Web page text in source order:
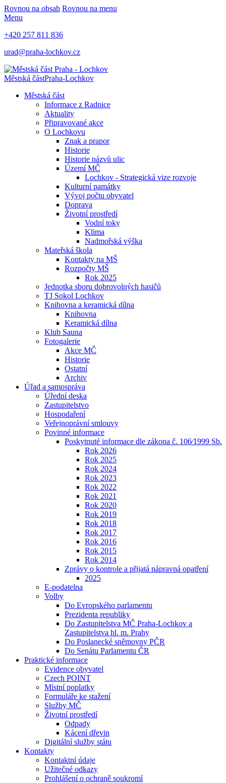
Rovnou na obsah Rovnou na menu
Menu
+420 257 811 836
urad@praha-lochkov.cz
Městská částPraha-Lochkov
Městská část
Informace z Radnice
Aktuality
Připravované akce
O Lochkovu
Znak a prapor
Historie
Historie názvů ulic
Území MČ
Lochkov - Strategická vize rozvoje
Kulturní památky
Vývoj počtu obyvatel
Doprava
Životní prostředí
Vodní toky
Klima
Nadmořská výška
Mateřská škola
Kontakty na MŠ
Rozpočty MŠ
Rok 2025
Jednotka sboru dobrovolných hasičů
TJ Sokol Lochkov
Knihovna a keramická dílna
Knihovna
Keramická dílna
Klub Sauna
Fotogalerie
Akce MČ
Historie
Ostatní
Archiv
Úřad a samospráva
Úřední deska
Zastupitelstvo
Hospodaření
Veřejnoprávní smlouvy
Povinné informace
Poskytnuté informace dle zákona č. 106⁄1999 Sb.
Rok 2026
Rok 2025
Rok 2024
Rok 2023
Rok 2022
Rok 2021
Rok 2020
Rok 2019
Rok 2018
Rok 2017
Rok 2016
Rok 2015
Rok 2014
Zprávy o kontrole a přijatá nápravná opatření
2025
E-podatelna
Volby
Do Evropského parlamentu
Prezidenta republiky
Do Zastupitelstva MČ Praha-Lochkov a
Zastupitelstva hl. m. Prahy
Do Poslanecké sněmovny PČR
Do Senátu Parlamentu ČR
Praktické informace
Evidence obyvatel
Czech POINT
Místní poplatky
Formuláře ke stažení
Služby MČ
Životní prostředí
Odpady
Kácení dřevin
Digitální služby státu
Kontakty
Kontaktní údaje
Užitečné odkazy
Prohlášení o ochraně soukromí